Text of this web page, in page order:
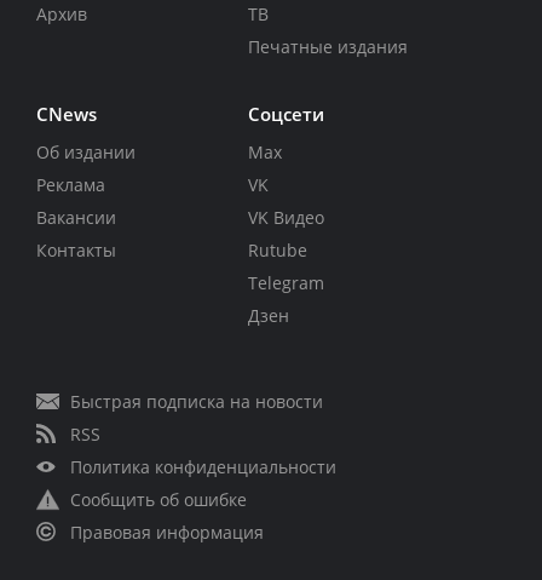
Архив
ТВ
Печатные издания
CNews
Об издании
Реклама
Вакансии
Контакты
Соцсети
Max
VK
VK Видео
Rutube
Telegram
Дзен
Быстрая подписка на новости
RSS
Политика конфиденциальности
Сообщить об ошибке
Правовая информация